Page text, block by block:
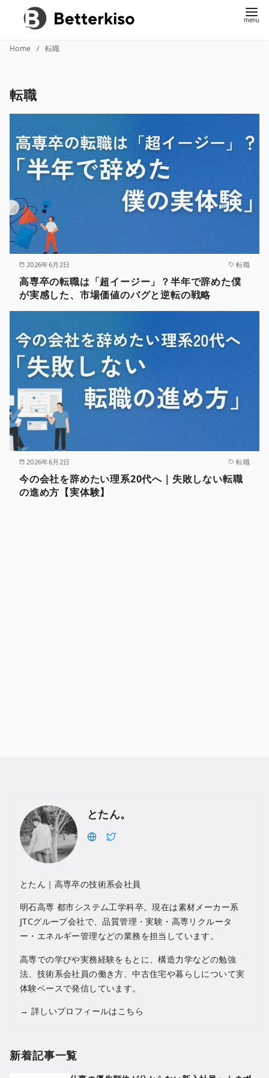
Home 転職
転職
2026年6月2日 転職
高専卒の転職は「超イージー」？半年で辞めた僕
が実感した、市場価値のバグと逆転の戦略
2026年6月2日 転職
今の会社を辞めたい理系20代へ｜失敗しない転職
の進め方【実体験】
とたん。
とたん｜高専卒の技術系会社員
明石高専 都市システム工学科卒。現在は素材メーカー系
JTCグループ会社で、品質管理・実験・高専リクルータ
ー・エネルギー管理などの業務を担当しています。
高専での学びや実務経験をもとに、構造力学などの勉強
法、技術系会社員の働き方、中古住宅や暮らしについて実
体験ベースで発信しています。
→ 詳しいプロフィールはこちら
新着記事一覧